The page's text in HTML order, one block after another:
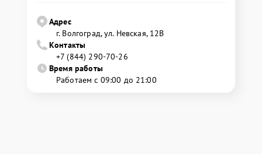
Адрес
г. Волгоград, ул. Невская, 12В
Контакты
+7 (844) 290-70-26
Время работы
Работаем с 09:00 до 21:00